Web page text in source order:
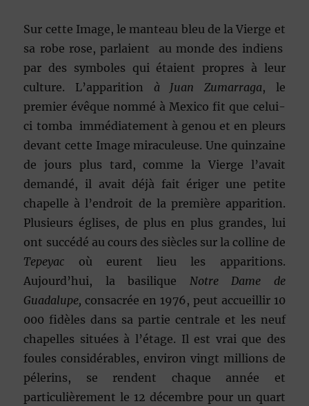
Sur cette Image, le manteau bleu de la Vierge et
sa robe rose, parlaient au monde des indiens
par des symboles qui étaient propres à leur
culture. L’apparition à Juan Zumarraga, le
premier évêque nommé à Mexico fit que celui-
ci tomba immédiatement à genou et en pleurs
devant cette Image miraculeuse. Une quinzaine
de jours plus tard, comme la Vierge l’avait
demandé, il avait déjà fait ériger une petite
chapelle à l’endroit de la première apparition.
Plusieurs églises, de plus en plus grandes, lui
ont succédé au cours des siècles sur la colline de
Tepeyac où eurent lieu les apparitions.
Aujourd’hui, la basilique Notre Dame de
Guadalupe, consacrée en 1976, peut accueillir 10
000 fidèles dans sa partie centrale et les neuf
chapelles situées à l’étage. Il est vrai que des
foules considérables, environ vingt millions de
pélerins, se rendent chaque année et
particulièrement le 12 décembre pour un quart